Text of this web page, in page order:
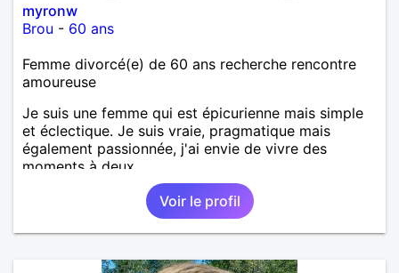
myronw
Brou - 60 ans
Femme divorcé(e) de 60 ans recherche rencontre
amoureuse
Je suis une femme qui est épicurienne mais simple
et éclectique. Je suis vraie, pragmatique mais
également passionnée, j'ai envie de vivre des
moments à deux.
Voir le profil